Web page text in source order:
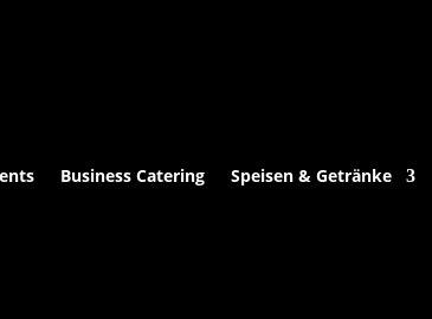
Business Catering Speisen & Getränke